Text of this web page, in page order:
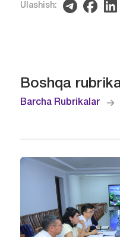
Ulashish:
Boshqa
Barcha Rubrikalar